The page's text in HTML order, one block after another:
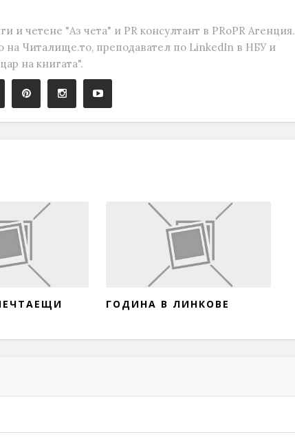
и четене "Аз чета" и PR консултант в PRoPR Агенция.
на Читалище.то, преподавател по LinkedIn в НБУ и
на книгата".
ГОДИНА В ЛИНКОВЕ